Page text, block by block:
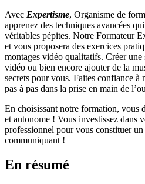
Avec Expertisme, Organisme de
apprenez des techniques avancées
véritables pépites. Notre Formateur
et vous proposera des exercices
montages vidéo qualitatifs. Créer une
vidéo ou bien encore ajouter de la
secrets pour vous. Faites confiance
pas à pas dans la prise en main de
En choisissant notre formation, vous
et autonome ! Vous investissez dans
professionnel pour vous constituer
communiquant !
En résumé